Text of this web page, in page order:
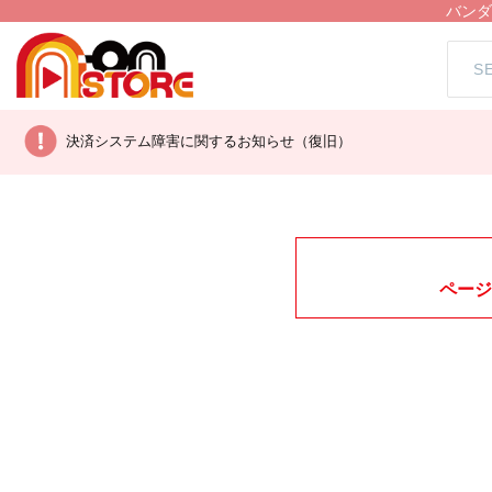
バン
決済システム障害に関するお知らせ（復旧）
ペー